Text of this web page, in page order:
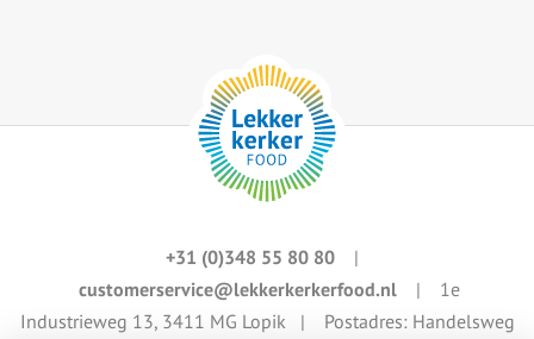
+31 (0)348 55 80 80
|
customerservice@lekkerkerkerfood.nl
| 1e
Industrieweg 13, 3411 MG Lopik | Postadres: Handelsweg